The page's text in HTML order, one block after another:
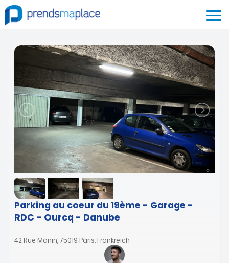
Parking au coeur du 19ème - Garage -
RDC - Ourcq - Danube
42 Rue Manin, 75019 Paris, Frankreich